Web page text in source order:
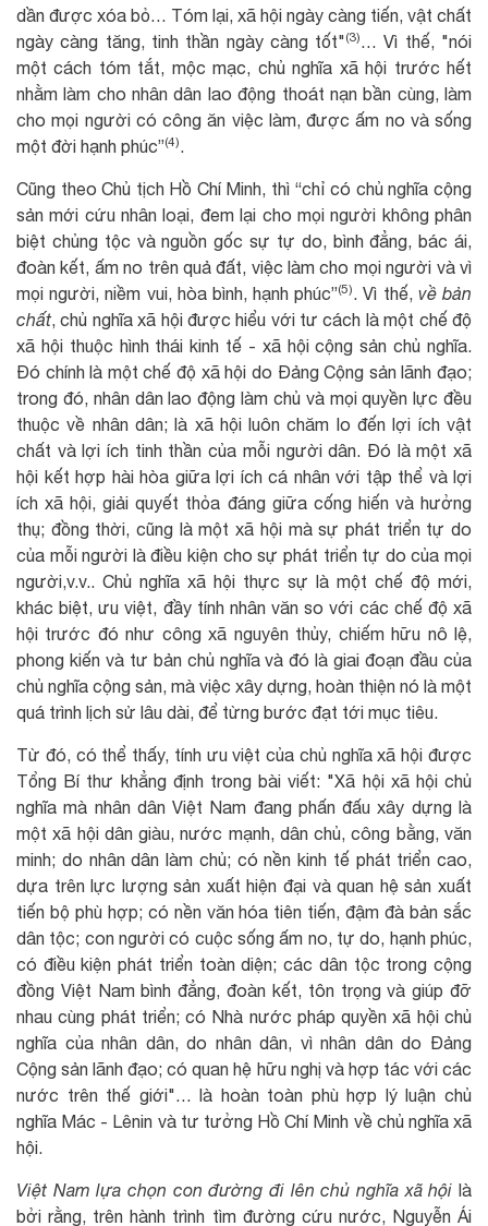
dần được xóa bỏ… Tóm lại, xã hội ngày càng tiến, vật chất
ngày càng tăng, tinh thần ngày càng tốt"(3)… Vì thế, "nói
một cách tóm tắt, mộc mạc, chủ nghĩa xã hội trước hết
nhằm làm cho nhân dân lao động thoát nạn bần cùng, làm
cho mọi người có công ăn việc làm, được ấm no và sống
một đời hạnh phúc”(4).
Cũng theo Chủ tịch Hồ Chí Minh, thì “chỉ có chủ nghĩa cộng
sản mới cứu nhân loại, đem lại cho mọi người không phân
biệt chủng tộc và nguồn gốc sự tự do, bình đẳng, bác ái,
đoàn kết, ấm no trên quả đất, việc làm cho mọi người và vì
mọi người, niềm vui, hòa bình, hạnh phúc”(5). Vì thế, về bản
chất, chủ nghĩa xã hội được hiểu với tư cách là một chế độ
xã hội thuộc hình thái kinh tế - xã hội cộng sản chủ nghĩa.
Đó chính là một chế độ xã hội do Đảng Cộng sản lãnh đạo;
trong đó, nhân dân lao động làm chủ và mọi quyền lực đều
thuộc về nhân dân; là xã hội luôn chăm lo đến lợi ích vật
chất và lợi ích tinh thần của mỗi người dân. Đó là một xã
hội kết hợp hài hòa giữa lợi ích cá nhân với tập thể và lợi
ích xã hội, giải quyết thỏa đáng giữa cống hiến và hưởng
thụ; đồng thời, cũng là một xã hội mà sự phát triển tự do
của mỗi người là điều kiện cho sự phát triển tự do của mọi
người,v.v.. Chủ nghĩa xã hội thực sự là một chế độ mới,
khác biệt, ưu việt, đầy tính nhân văn so với các chế độ xã
hội trước đó như công xã nguyên thủy, chiếm hữu nô lệ,
phong kiến và tư bản chủ nghĩa và đó là giai đoạn đầu của
chủ nghĩa cộng sản, mà việc xây dựng, hoàn thiện nó là một
quá trình lịch sử lâu dài, để từng bước đạt tới mục tiêu.
Từ đó, có thể thấy, tính ưu việt của chủ nghĩa xã hội được
Tổng Bí thư khẳng định trong bài viết: "Xã hội xã hội chủ
nghĩa mà nhân dân Việt Nam đang phấn đấu xây dựng là
một xã hội dân giàu, nước mạnh, dân chủ, công bằng, văn
minh; do nhân dân làm chủ; có nền kinh tế phát triển cao,
dựa trên lực lượng sản xuất hiện đại và quan hệ sản xuất
tiến bộ phù hợp; có nền văn hóa tiên tiến, đậm đà bản sắc
dân tộc; con người có cuộc sống ấm no, tự do, hạnh phúc,
có điều kiện phát triển toàn diện; các dân tộc trong cộng
đồng Việt Nam bình đẳng, đoàn kết, tôn trọng và giúp đỡ
nhau cùng phát triển; có Nhà nước pháp quyền xã hội chủ
nghĩa của nhân dân, do nhân dân, vì nhân dân do Đảng
Cộng sản lãnh đạo; có quan hệ hữu nghị và hợp tác với các
nước trên thế giới"… là hoàn toàn phù hợp lý luận chủ
nghĩa Mác - Lênin và tư tưởng Hồ Chí Minh về chủ nghĩa xã
hội.
Việt Nam lựa chọn con đường đi lên chủ nghĩa xã hội là
bởi rằng, trên hành trình tìm đường cứu nước, Nguyễn Ái